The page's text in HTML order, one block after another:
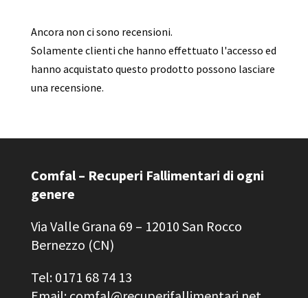
Ancora non ci sono recensioni.
Solamente clienti che hanno effettuato l'accesso ed
hanno acquistato questo prodotto possono lasciare
una recensione.
Comfal – Recuperi Fallimentari di ogni
genere
Via Valle Grana 69 – 12010 San Rocco
Bernezzo (CN)
Tel: 0171 68 74 13